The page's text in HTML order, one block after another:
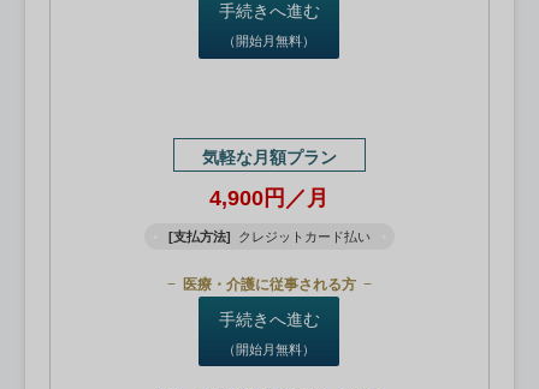
手続きへ進む
（開始月無料）
気軽な月額プラン
4,900円／月
[支払方法] クレジットカード払い
医療・介護に従事される方
手続きへ進む
（開始月無料）